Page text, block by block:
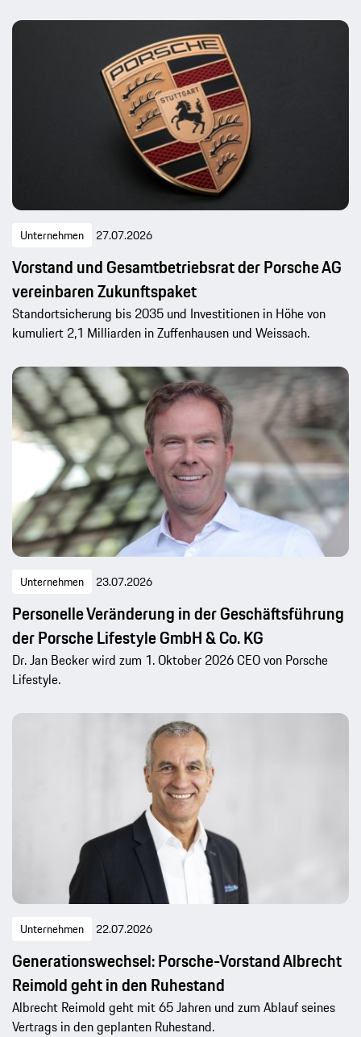
Unternehmen 27.07.2026
Vorstand und Gesamtbetriebsrat der Porsche AG
vereinbaren Zukunftspaket
Standortsicherung bis 2035 und Investitionen in Höhe von
kumuliert 2,1 Milliarden in Zuffenhausen und Weissach.
Unternehmen 23.07.2026
Personelle Veränderung in der Geschäftsführung
der Porsche Lifestyle GmbH & Co. KG
Dr. Jan Becker wird zum 1. Oktober 2026 CEO von Porsche
Lifestyle.
Unternehmen 22.07.2026
Generationswechsel: Porsche-Vorstand Albrecht
Reimold geht in den Ruhestand
Albrecht Reimold geht mit 65 Jahren und zum Ablauf seines
Vertrags in den geplanten Ruhestand.